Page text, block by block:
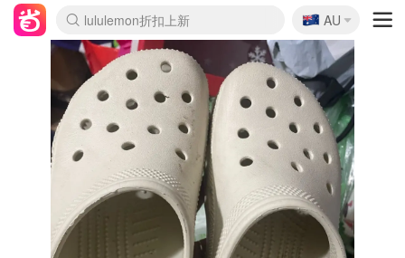
lululemon折扣上新
Sasa美妆护肤3.5折
SSENSE年中2.5折
FreshBeauty好价汇总
Cettire降价+叠9折
WWS Coles超市实拍
viagogo二手票捡漏
Myer超级周末
The Outnet奢牌1折起
David Jones 3折起
Flannels大牌1折
Perfumes Club护肤1折
AMIRO面罩$251
Amazon折扣汇总
eToro入金$200送$50
Amazon数码好物
ICONIC本周7.5折
ThedoubleF高奢地板价
Moose Knuckles 6折
丝芙兰5折起
EUFY摄像头$98
Selenichast首饰2折
Trip机票酒店促销
YSL送5件彩妆礼
Amazon家居好物
Amazon美妆护肤
雅漾大喷$8
过敏原检测盒$33
伊索独家赠50ml沐浴露
科颜氏高保湿面霜$29
SEALIFE海洋馆门票6折
丝塔芙大白罐$16
订阅Newsletter送香薰
Cult Beauty 6.8折
Harrods圣诞日历$525
LN-CC奢牌私促3折
d'Alba空姐喷雾$16
EVE LOM套装£56
Bernardelli独家4折
Adore Beauty 6折起
CT圣诞日历
Mytheresa奢品2.7折
Luxury Escapes 9折
Currentbody美容仪$881
MOON Garden Live
Roborock扫地机$649
Tingo Life水杯$24
Valentino官网5折
CR洗护套装$23
修丽可4件套$159
Myer彩妆2件7折
GANNI官网4.5折
Stylevana韩妆4折
Tessabit高奢8.5折
OGX洗发水$11
Amazon阿德莱德次日达
卡诗8.5折+赠礼
Philips Hue灯具8折
🇦🇺
AU